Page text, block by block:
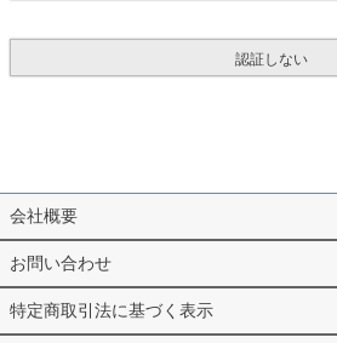
認証しない
会社概要
お問い合わせ
特定商取引法に基づく表示